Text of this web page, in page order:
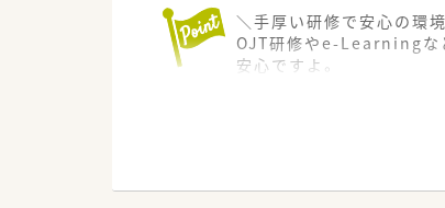
＼手厚い研修で安心の環
OJT研修やe-Learningな
安心ですよ。
■宮古駅から徒歩5分と通
■1日あたり約70枚の処
■常勤薬剤師と派遣薬剤